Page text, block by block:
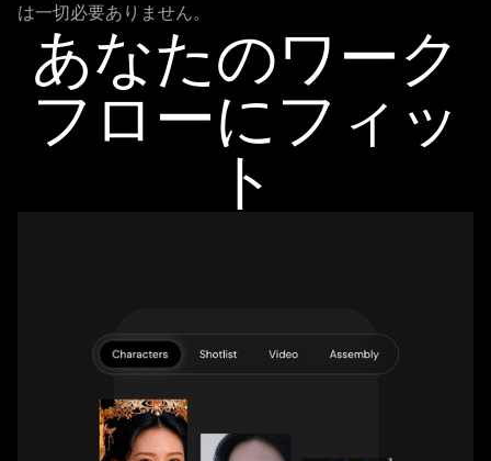
は一切必要ありません。
あなたのワーク
フローにフィッ
ト